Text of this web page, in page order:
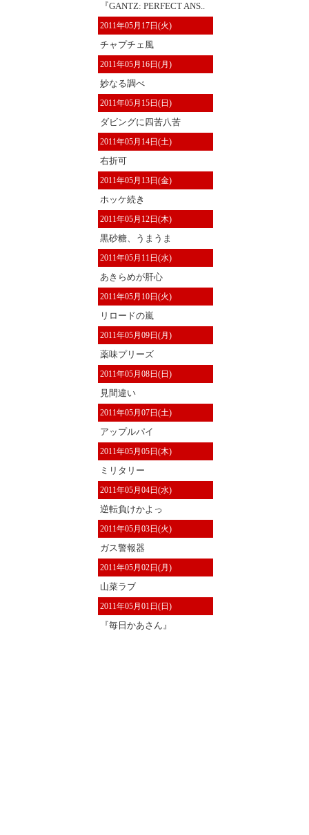
『GANTZ: PERFECT ANS..
2011年05月17日(火)
チャプチェ風
2011年05月16日(月)
妙なる調べ
2011年05月15日(日)
ダビングに四苦八苦
2011年05月14日(土)
右折可
2011年05月13日(金)
ホッケ続き
2011年05月12日(木)
黒砂糖、うまうま
2011年05月11日(水)
あきらめが肝心
2011年05月10日(火)
リロードの嵐
2011年05月09日(月)
薬味プリーズ
2011年05月08日(日)
見間違い
2011年05月07日(土)
アップルパイ
2011年05月05日(木)
ミリタリー
2011年05月04日(水)
逆転負けかよっ
2011年05月03日(火)
ガス警報器
2011年05月02日(月)
山菜ラブ
2011年05月01日(日)
『毎日かあさん』